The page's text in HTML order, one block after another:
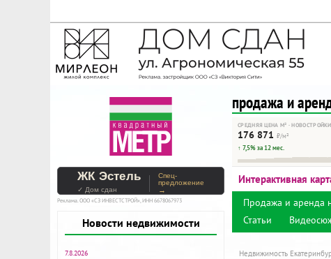
На Метре реклама - только
Помогайте независимому
продажа и
СРЕДНЯЯ ЦЕНА М² · НОВОСТРОЙКИ
176 871 ₽/м²
↑ 7,5% за 12 мес.
ЖК Эстель
✓ Дом сдан
Спец-
предложение
→
Реклама. ООО «СЗ ИНВЕСТСТРОЙ», ИНН 6678067973
Новости недвижимости
7.8.2026
Интерактивная
Продажа и аренда
Статьи
Недвижимость